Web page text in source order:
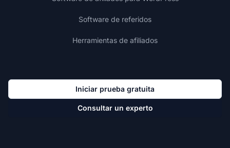
Software de referidos
Herramientas de afiliados
Iniciar prueba gratuita
Consultar un experto